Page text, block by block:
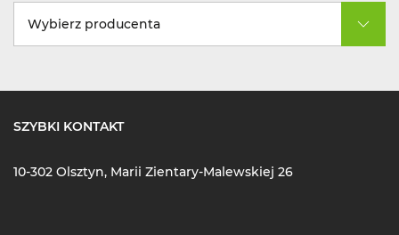
Wybierz producenta
SZYBKI KONTAKT
10-302 Olsztyn, Marii Zientary-Malewskiej 26